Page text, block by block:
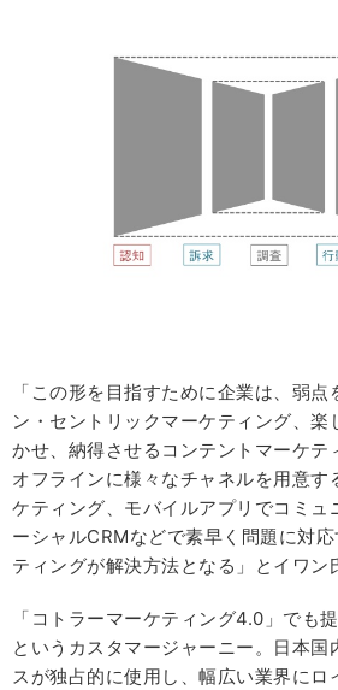
「この形を目指すために企業は、弱
ン・セントリックマーケティング、楽
かせ、納得させるコンテントマーケテ
オフラインに様々なチャネルを用意す
ケティング、モバイルアプリでコミュ
ーシャルCRMなどで素早く問題に対
ティングが解決方法となる」とイワン
「コトラーマーケティング4.0」でも
というカスタマージャーニー。日本国
スが独占的に使用し、幅広い業界にロ